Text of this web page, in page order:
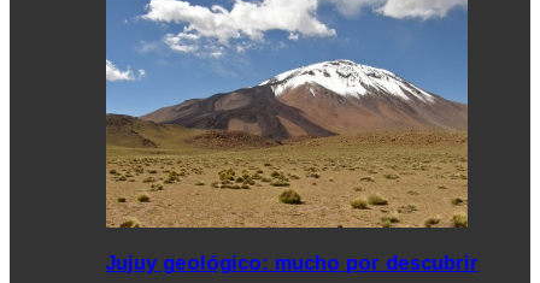
Jujuy geológico: mucho por descubrir